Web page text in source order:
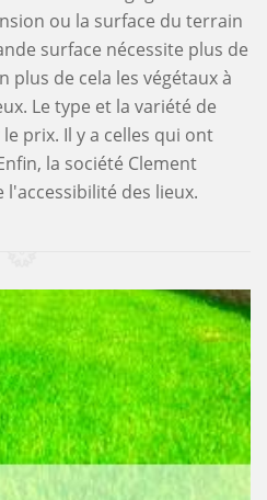
ou la surface du terrain
surface nécessite plus de
de cela les végétaux à
Le type et la variété de
prix. Il y a celles qui ont
la société Clement
l'accessibilité des lieux.